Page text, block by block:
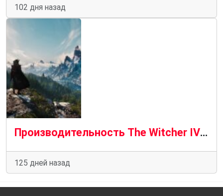
102 дня назад
Производительность The Witcher IV: работает на GeForce RTX 4070 с трассировкой траекторий
125 дней назад